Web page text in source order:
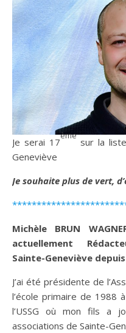
Je serai 17
ème
sur la
Geneviève
Je souhaite plus de vert,
Michèle BRUN
actuellement
Sainte-Geneviève
J’ai été présidente de
l’école primaire de 1988
l’USSG où mon fils a
associations de Sainte-